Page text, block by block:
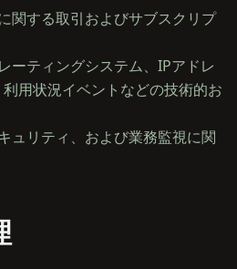
関する取引およびサブスクリプ
ーティングシステム、IPアドレ
用状況イベントなどの技術的お
ュリティ、および業務監視に関